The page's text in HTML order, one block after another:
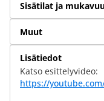
Sisätilat ja
Muut
Lisätiedot
Katso esittelyvideo:
https://